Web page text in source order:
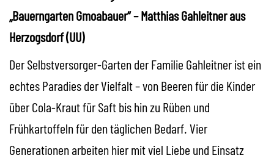
„Bauerngarten Gmoabauer“ – Matthias Gahleitner aus
Herzogsdorf (UU)
Der Selbstversorger-Garten der Familie Gahleitner ist ein
echtes Paradies der Vielfalt – von Beeren für die Kinder
über Cola-Kraut für Saft bis hin zu Rüben und
Frühkartoffeln für den täglichen Bedarf. Vier
Generationen arbeiten hier mit viel Liebe und Einsatz